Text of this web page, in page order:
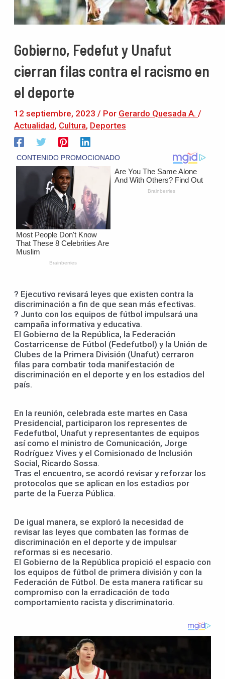
Gobierno, Fedefut y Unafut
cierran filas contra el racismo en
el deporte
12 septiembre, 2023 / Por Gerardo Quesada A. /
Actualidad, Cultura, Deportes
? Ejecutivo revisará leyes que existen contra la
discriminación a fin de que sean más efectivas.
? Junto con los equipos de fútbol impulsará una
campaña informativa y educativa.
El Gobierno de la República, la Federación
Costarricense de Fútbol (Fedefutbol) y la Unión de
Clubes de la Primera División (Unafut) cerraron
filas para combatir toda manifestación de
discriminación en el deporte y en los estadios del
país.
En la reunión, celebrada este martes en Casa
Presidencial, participaron los representes de
Fedefutbol, Unafut y representantes de equipos
así como el ministro de Comunicación, Jorge
Rodríguez Vives y el Comisionado de Inclusión
Social, Ricardo Sossa.
Tras el encuentro, se acordó revisar y reforzar los
protocolos que se aplican en los estadios por
parte de la Fuerza Pública.
De igual manera, se exploró la necesidad de
revisar las leyes que combaten las formas de
discriminación en el deporte y de impulsar
reformas si es necesario.
El Gobierno de la República propició el espacio con
los equipos de fútbol de primera división y con la
Federación de Fútbol. De esta manera ratificar su
compromiso con la erradicación de todo
comportamiento racista y discriminatorio.